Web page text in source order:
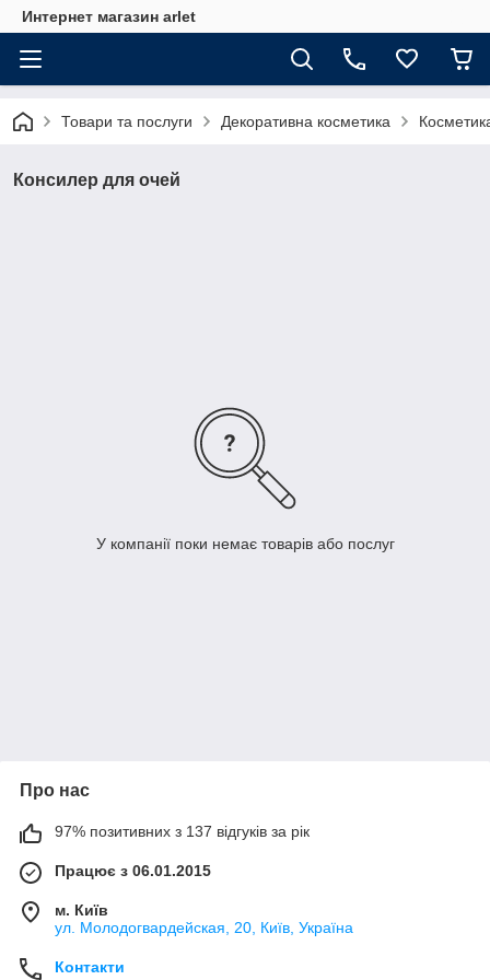
Интернет магазин arlet
Товари та послуги Декоративна косметика
Консилер для очей
У компанії поки немає товарів або послуг
Про нас
97% позитивних з 137 відгуків за рік
Працює з 06.01.2015
м. Київ
ул. Молодогвардейская, 20, Київ, Україна
Контакти